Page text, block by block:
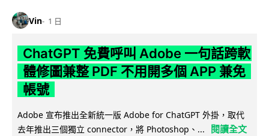
Vin 1 日
ChatGPT 免費呼叫 Adobe 一句話跨軟
體修圖兼整 PDF 不用開多個 APP 兼免
帳號
Adobe 宣布推出全新統一版 Adobe for ChatGPT 外掛，取代
去年推出三個獨立 connector，將 Photoshop、...
閱讀全文